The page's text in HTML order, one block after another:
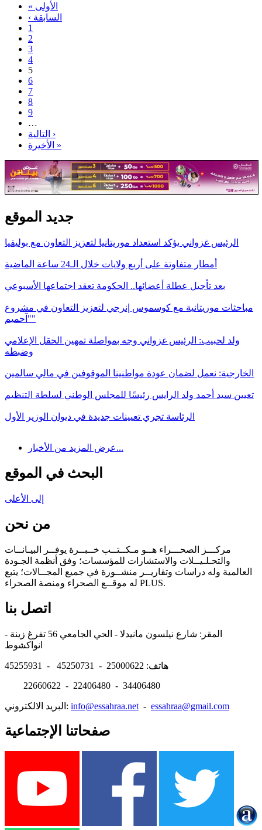
« الأولى
‹ السابقة
1
2
3
4
5
6
7
8
9
…
التالية ›
الأخيرة »
جديد الموقع
الرئيس غزواني يؤكد استعداد موريتانيا لتعزيز التعاون مع بوليفيا
أمطار متفاوتة على أربع ولايات خلال الـ24 ساعة الماضية
بعد تأجيل عطلة أعضائها.. الحكومة تعقد اجتماعها الأسبوعي
مباحثات موريتانية مع كوسموس إنرجي لتعزيز التعاون في مشروع
"آحميم"
ولد لحبيب: الرئيس غزواني وجه بمواصلة تمهين الحقل الإعلامي
وضبطه
الخارجية: نعمل لضمان عودة مواطنينا الموقوفين في مالي سالمين
تعيين سيد أحمد ولد الرايس رئيسًا للمجلس الوطني لسلطة التنظيم
الرئاسة تجري تعيينات جديدة في ديوان الوزير الأول
عرض المزيد من الأخبار...
البحث في الموقع
إلى الأعلى
من نحن
مركـــز الصحـــراء هــو مـكــتــب خــبــرة يوفــر البيـانــات
والتحـلـيــلات والاستشارات للمؤسسات؛ وفق أنظمة الجـودة
العالمية وله دراسات وتقاريــر منشــورة في جميع المجــالات؛ يتبع
له موقــع الصحراء ومنصة الصحراء PLUS.
اتصل بنا
المقر: شارع نيلسون مانيدلا - الحي الجامعي 56 تفرغ زينة -
هاتف: 25000622 - 45250731 - 45255931
22660622 - 22406480 - 34406480
البريد الالكتروني: info@essahraa.net - essahraa@gmail.com
صفحاتنا الإجتماعية